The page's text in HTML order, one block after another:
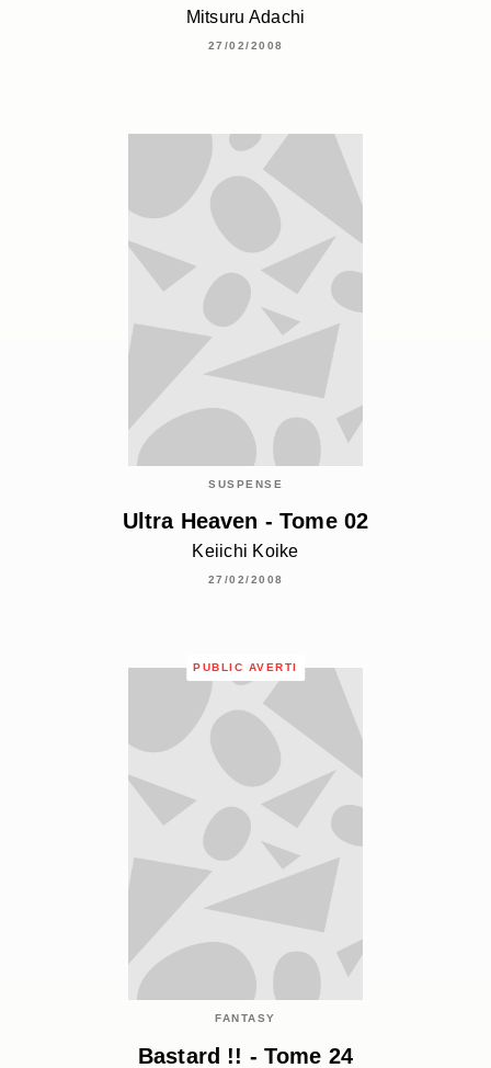
Mitsuru Adachi
27/02/2008
SUSPENSE
Ultra Heaven - Tome 02
Keiichi Koike
27/02/2008
PUBLIC AVERTI
FANTASY
Bastard !! - Tome 24